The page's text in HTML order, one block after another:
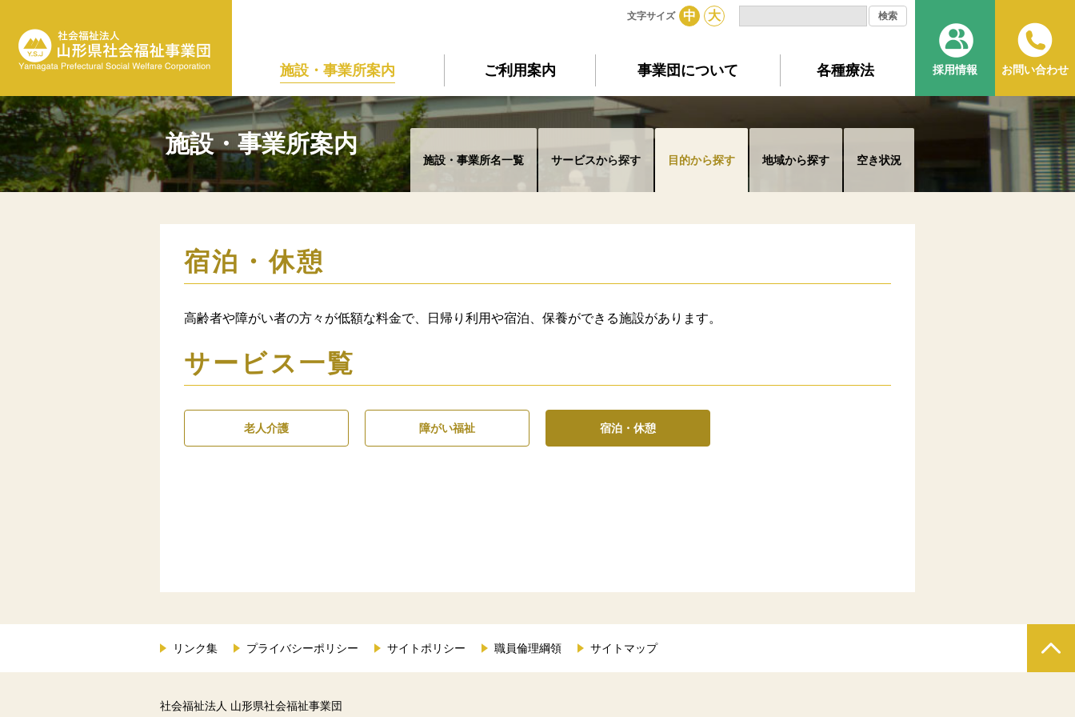
文字サイズ 中 大
採用情報 お問い合わせ
施設・事業所案内 ご利用案内 事業団について 各種療法
施設・事業所案内
施設・事業所名一覧 サービスから探す 目的から探す 地域から探す 空き状況
宿泊・休憩
高齢者や障がい者の方々が低額な料金で、日帰り利用や宿泊、保養ができる施設があります。
サービス一覧
老人介護 障がい福祉 宿泊・休憩
リンク集 プライバシーポリシー サイトポリシー 職員倫理綱領 サイトマップ
社会福祉法人 山形県社会福祉事業団